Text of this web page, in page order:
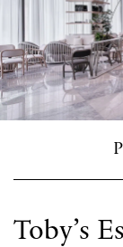
Deutsch
Español
Русский
Resto del
Toby’s